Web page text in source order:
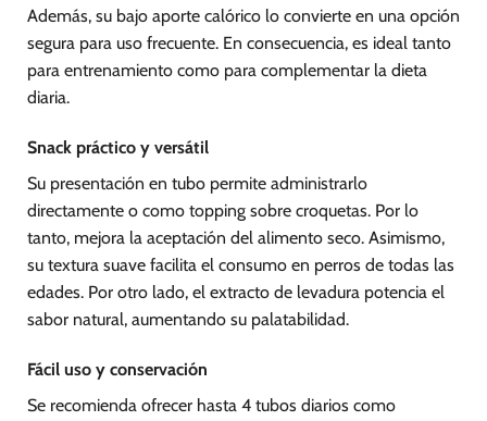
Además, su bajo aporte calórico lo convierte en una opción
segura para uso frecuente. En consecuencia, es ideal tanto
para entrenamiento como para complementar la dieta
diaria.
Snack práctico y versátil
Su presentación en tubo permite administrarlo
directamente o como topping sobre croquetas. Por lo
tanto, mejora la aceptación del alimento seco. Asimismo,
su textura suave facilita el consumo en perros de todas las
edades. Por otro lado, el extracto de levadura potencia el
sabor natural, aumentando su palatabilidad.
Fácil uso y conservación
Se recomienda ofrecer hasta 4 tubos diarios como